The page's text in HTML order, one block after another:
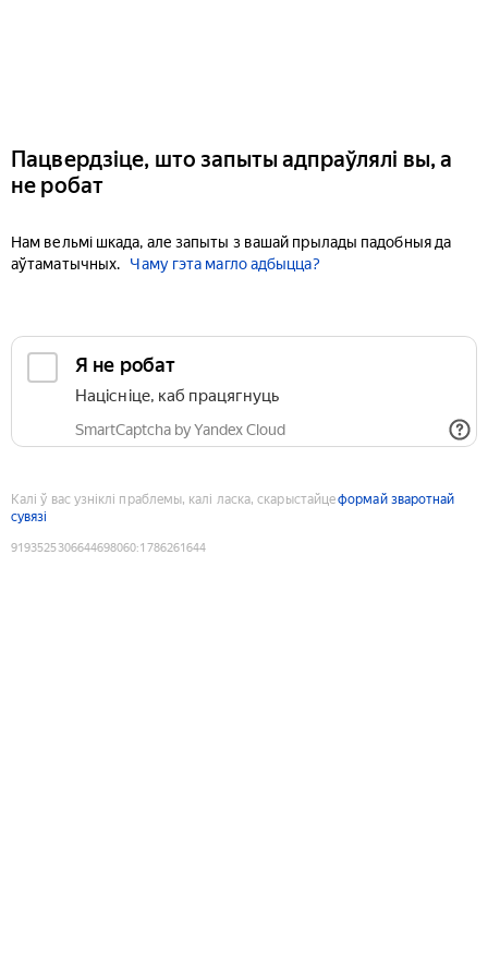
Пацвердзіце, што запыты адпраўлялі вы, а
не робат
Нам вельмі шкада, але запыты з вашай прылады падобныя да
аўтаматычных.
Чаму гэта магло адбыцца?
Я не робат
Націсніце, каб працягнуць
SmartCaptcha by Yandex Cloud
Калі ў вас узніклі праблемы, калі ласка, скарыстайцеформай зваротнай
сувязі
9193525306644698060:1786261644